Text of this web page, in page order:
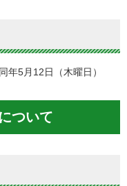
年5月12日（木曜日）
ついて